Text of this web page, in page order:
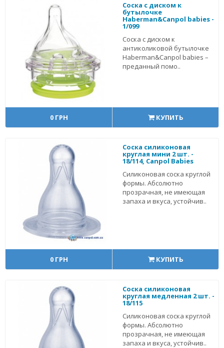
Соска с диском к
бутылочке
Haberman&Canpol babies -
1/099
Соска с диском к
антиколиковой бутылочке
Haberman&Canpol babies –
преданный помо..
0 ГРН КУПИТЬ
Соска силиконовая
круглая мини 2 шт. -
18/114, Canpol Babies
Силиконовая соска круглой
формы. Абсолютно
прозрачная, не имеющая
запаха и вкуса, устойчив..
0 ГРН КУПИТЬ
Соска силиконовая
круглая медленная 2 шт. -
18/115
Силиконовая соска круглой
формы. Абсолютно
прозрачная, не имеющая
запаха и вкуса, устойчив..